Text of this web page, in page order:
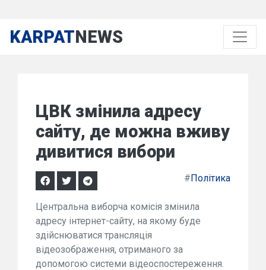
KARPATNEWS
ЦВК змінила адресу
сайту, де можна вживу
дивитися вибори
#Політика
Центральна виборча комісія змінила
адресу інтернет-сайту, на якому буде
здійснюватися трансляція
відеозображення, отриманого за
допомогою системи відеоспостереження.